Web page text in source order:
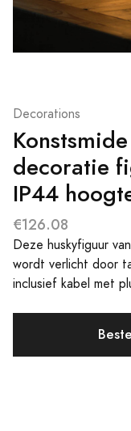
Decorations
decoratie
IP44
€126.08
Deze huskyfiguur
wordt verlicht door
inclusief kabel met